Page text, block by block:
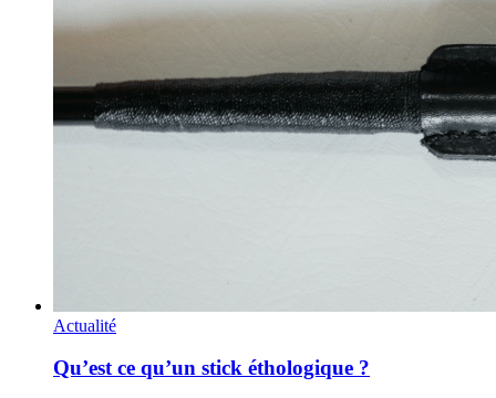
Actualité
Qu’est ce qu’un stick éthologique ?